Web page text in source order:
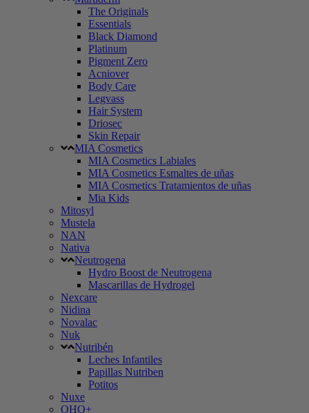
The Originals
Essentials
Black Diamond
Platinum
Pigment Zero
Acniover
Body Care
Legvass
Hair System
Driosec
Skin Repair
MIA Cosmetics
MIA Cosmetics Labiales
MIA Cosmetics Esmaltes de uñas
MIA Cosmetics Tratamientos de uñas
Mia Kids
Mitosyl
Mustela
NAN
Nativa
Neutrogena
Hydro Boost de Neutrogena
Mascarillas de Hydrogel
Nexcare
Nidina
Novalac
Nuk
Nutribén
Leches Infantiles
Papillas Nutriben
Potitos
Nuxe
OHO+